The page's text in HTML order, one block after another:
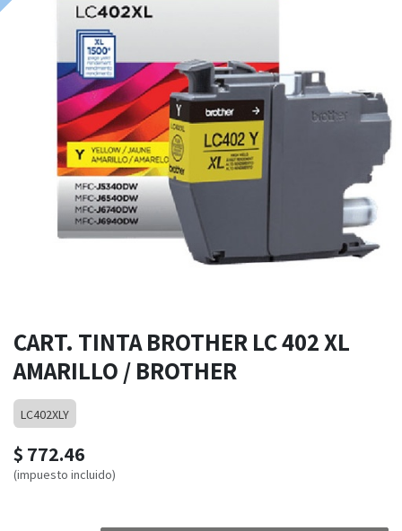
CART. TINTA BROTHER LC 402 XL
AMARILLO / BROTHER
LC402XLY
$ 772.46
(impuesto incluido)